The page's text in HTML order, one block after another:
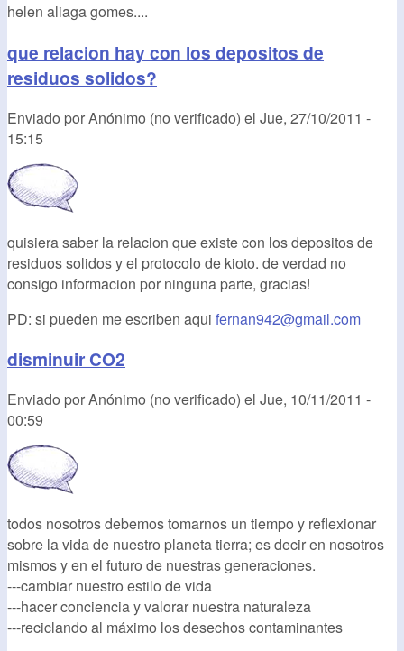
helen aliaga gomes....
que relacion hay con los depositos de
residuos solidos?
Enviado porAnónimo (no verificado) el Jue, 27/10/2011 -
15:15
quisiera saber la relacion que existe con los depositos de
residuos solidos y el protocolo de kioto. de verdad no
consigo informacion por ninguna parte, gracias!
PD: si pueden me escriben aqui fernan942@gmail.com
disminuir CO2
Enviado porAnónimo (no verificado) el Jue, 10/11/2011 -
00:59
todos nosotros debemos tomarnos un tiempo y reflexionar
sobre la vida de nuestro planeta tierra; es decir en nosotros
mismos y en el futuro de nuestras generaciones.
---cambiar nuestro estilo de vida
---hacer conciencia y valorar nuestra naturaleza
---reciclando al máximo los desechos contaminantes